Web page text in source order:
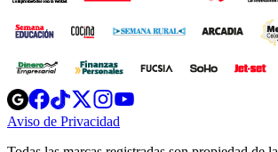
Opens
in
new
Opens
in
new
Opens
in
new
window
Opens
new
windowwindow
Aviso de Privacidad